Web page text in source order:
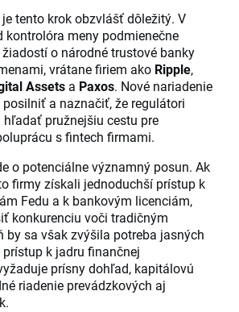
tento krok obzvlášť dôležitý. V
kontrolóra meny podmienečne
o národné trustové banky
vrátane firiem ako Ripple,
Assets a Paxos. Nové nariadenie
a naznačiť, že regulátori
pružnejšiu cestu pre
s fintech firmami.
o potenciálne významný posun. Ak
firmy získali jednoduchší prístup k
Fedu a k bankovým licenciám,
konkurenciu voči tradičným
by sa však zvýšila potreba jasných
prístup k jadru finančnej
prísny dohľad, kapitálovú
riadenie prevádzkových aj